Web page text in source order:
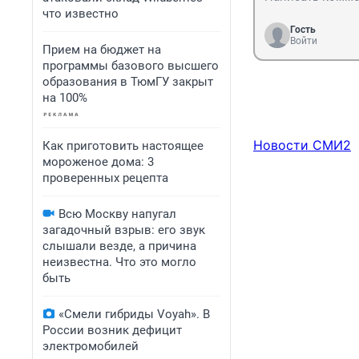
что известно
Прием на бюджет на
программы базового высшего
образования в ТюмГУ закрыт
на 100%
Как приготовить настоящее
мороженое дома: 3
проверенных рецепта
Всю Москву напугал
загадочный взрыв: его звук
слышали везде, а причина
неизвестна. Что это могло
быть
«Смели гибриды Voyah». В
России возник дефицит
электромобилей
Гость
Войти
Новости СМИ2